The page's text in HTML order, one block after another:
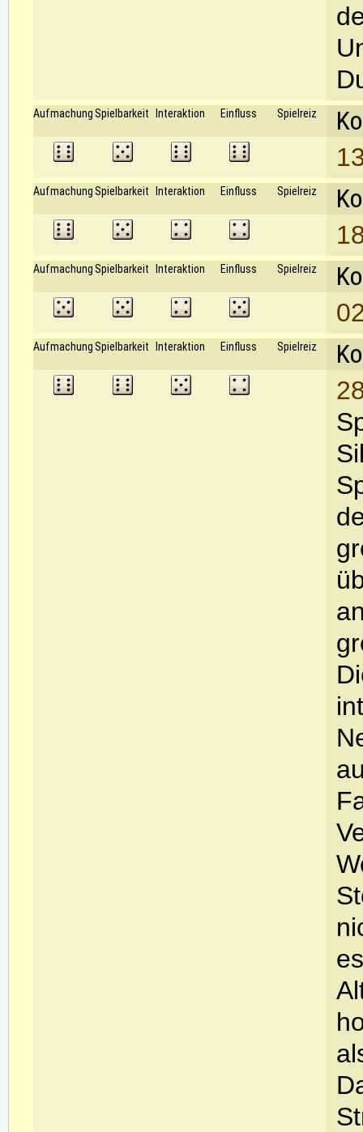
Aufmachung Spielbarkeit Interaktion Einfluss Spielreiz
Aufmachung Spielbarkeit Interaktion Einfluss Spielreiz
Aufmachung Spielbarkeit Interaktion Einfluss Spielreiz
Aufmachung Spielbarkeit Interaktion Einfluss Spielreiz